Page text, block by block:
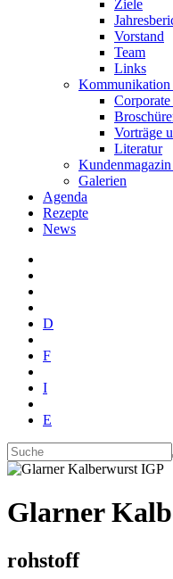
Ziele
Vorstand
Team
Links
Kommunikation
Vorträge
Literatur
Galerien
Agenda
Rezepte
News
D
F
I
E
Glarner
rohstoff